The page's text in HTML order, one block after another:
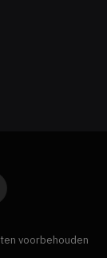
voorbehouden